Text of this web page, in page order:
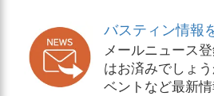
バスティン情報
メールニュース
はお済みでしょ
ベントなど最新情